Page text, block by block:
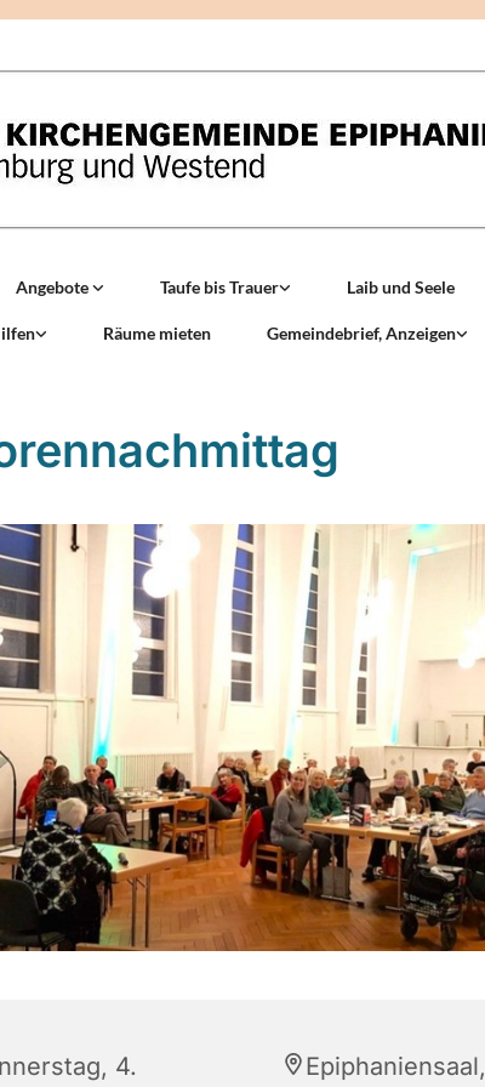
Angebote Taufe bis Trauer Laib und Seele
Räume mieten Gemeindebrief, Anzeigen
4. Epiphaniensaal,